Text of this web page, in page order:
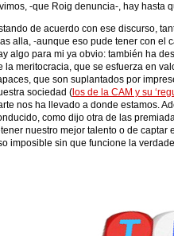
-que Roig denuncia-, hay hasta
de acuerdo con ese discurso,
alla, -aunque eso pude tener con el
algo para mi ya obvio: también ha
la meritocracia, que se esfuerza en
que son suplantados por
sociedad ( los de la CAM y su
nos ha llevado a donde estamos.
como dijo otra de las
nuestro mejor talento o de captar
imposible sin que funcione la